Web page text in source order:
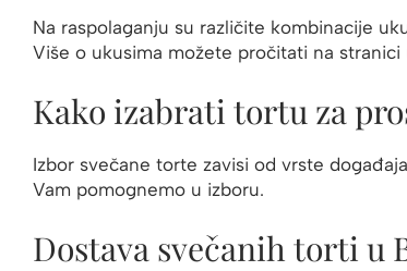
Na raspolaganju su različite kombinacije
Više o ukusima možete pročitati na stranici
Kako izabrati tortu za
Izbor svečane torte zavisi od vrste
Vam pomognemo u izboru.
Dostava svečanih torti u